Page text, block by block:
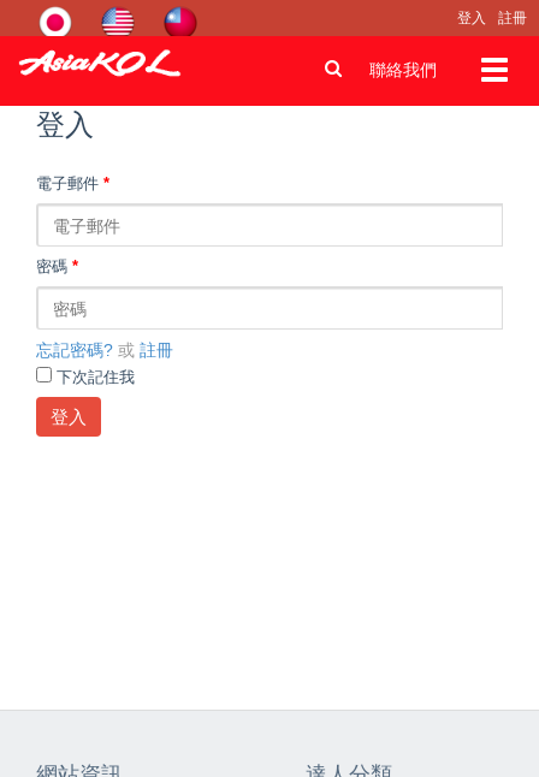
登入 註冊
聯絡我們
登入
電子郵件 *
密碼 *
忘記密碼? 或 註冊
下次記住我
登入